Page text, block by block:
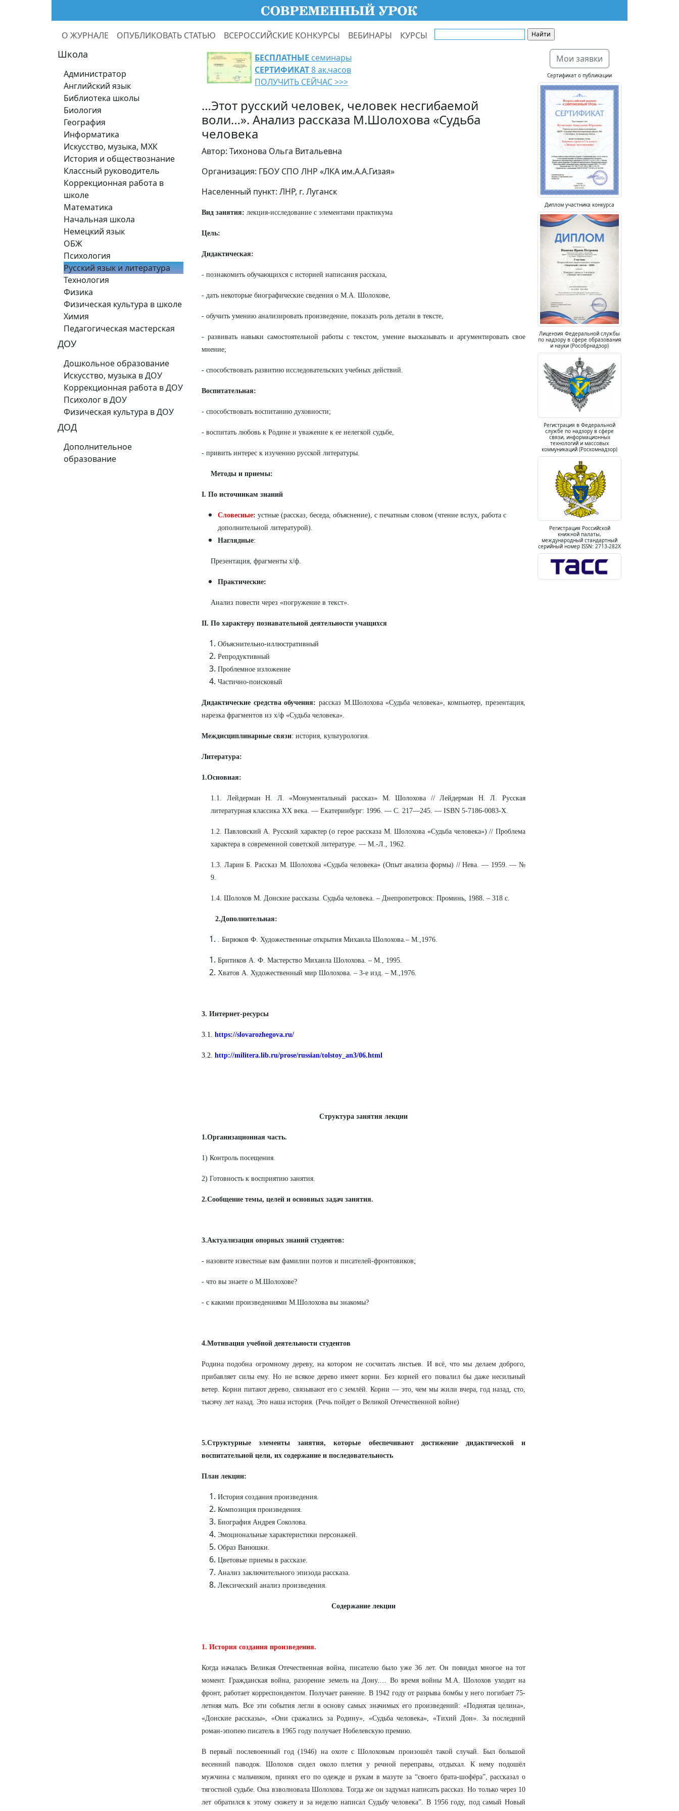
О ЖУРНАЛЕ ОПУБЛИКОВАТЬ СТАТЬЮ ВСЕРОССИЙСКИЕ КОНКУРСЫ ВЕБИНАРЫ КУРСЫ
Школа
Администратор
Английский язык
Библиотека школы
Биология
География
Информатика
Искусство, музыка, МХК
История и обществознание
Классный руководитель
Коррекционная работа в
школе
Математика
Начальная школа
Немецкий язык
ОБЖ
Психология
Русский язык и литература
Технология
Физика
Физическая культура в школе
Химия
Педагогическая мастерская
ДОУ
Дошкольное образование
Искусство, музыка в ДОУ
Коррекционная работа в ДОУ
Психолог в ДОУ
Физическая культура в ДОУ
ДОД
Дополнительное
образование
БЕСПЛАТНЫЕ семинары
СЕРТИФИКАТ8 ак.часов
ПОЛУЧИТЬ СЕЙЧАС >>>
…Этот русский человек, человек несгибаемой
воли…». Анализ рассказа М.Шолохова «Судьба
человека
Автор: Тихонова Ольга Витальевна
Организация: ГБОУ СПО ЛНР «ЛКА им.А.А.Гизая»
Населенный пункт: ЛНР, г. Луганск
Вид занятия: лекция-исследование с элементами практикума
Цель:
Дидактическая:
- познакомить обучающихся с историей написания рассказа,
- дать некоторые биографические сведения о М.А. Шолохове,
- обучить умению анализировать произведение, показать роль детали в тексте,
- развивать навыки самостоятельной работы с текстом, умение высказывать и аргументировать свое
мнение;
- способствовать развитию исследовательских учебных действий.
Воспитательная:
- способствовать воспитанию духовности;
- воспитать любовь к Родине и уважение к ее нелегкой судьбе,
- привить интерес к изучению русской литературы.
Методы и приемы:
I. По источникам знаний
Словесные: устные (рассказ, беседа, объяснение), с печатным словом (чтение вслух, работа с
дополнительной литературой).
Наглядные:
Презентация, фрагменты х/ф.
Практические:
Анализ повести через «погружение в текст».
II. По характеру познавательной деятельности учащихся
Объяснительно-иллюстративный
Репродуктивный
Проблемное изложение
Частично-поисковый
Дидактические средства обучения: рассказ М.Шолохова «Судьба человека», компьютер, презентация,
нарезка фрагментов из х/ф «Судьба человека».
Междисциплинарные связи: история, культурология.
Литература:
1.Основная:
1.1. Лейдерман Н. Л. «Монументальный рассказ» М. Шолохова // Лейдерман Н. Л. Русская
литературная классика XX века. — Екатеринбург: 1996. — С. 217—245. — ISBN 5-7186-0083-X.
1.2. Павловский А. Русский характер (о герое рассказа М. Шолохова «Судьба человека») // Проблема
характера в современной советской литературе. — М.-Л., 1962.
1.3. Ларин Б. Рассказ М. Шолохова «Судьба человека» (Опыт анализа формы) // Нева. — 1959. — №
9.
1.4. Шолохов М. Донские рассказы. Судьба человека. – Днепропетровск: Проминь, 1988. – 318 с.
2.Дополнительная:
. Бирюков Ф. Художественные открытия Михаила Шолохова.– М.,1976.
Бритиков А. Ф. Мастерство Михаила Шолохова. – М., 1995.
Хватов А. Художественный мир Шолохова. – 3-е изд. – М.,1976.
3. Интернет-ресурсы
3.1. https://slovarozhegova.ru/
3.2. http://militera.lib.ru/prose/russian/tolstoy_an3/06.html
Структура занятия лекции
1.Организационная часть.
1) Контроль посещения.
2) Готовность к восприятию занятия.
2.Сообщение темы, целей и основных задач занятия.
3.Актуализация опорных знаний студентов:
- назовите известные вам фамилии поэтов и писателей-фронтовиков;
- что вы знаете о М.Шолохове?
- с какими произведениями М.Шолохова вы знакомы?
4.Мотивация учебной деятельности студентов
Родина подобна огромному дереву, на котором не сосчитать листьев. И всё, что мы делаем доброго,
прибавляет силы ему. Но не всякое дерево имеет корни. Без корней его повалил бы даже несильный
ветер. Корни питают дерево, связывают его с землёй. Корни — это, чем мы жили вчера, год назад, сто,
тысячу лет назад. Это наша история. (Речь пойдет о Великой Отечественной войне)
5.Структурные элементы занятия, которые обеспечивают достижение дидактической и
воспитательной цели, их содержание и последовательность
План лекции:
История создания произведения.
Композиция произведения.
Биография Андрея Соколова.
Эмоциональные характеристики персонажей.
Образ Ванюшки.
Цветовые приемы в рассказе.
Анализ заключительного эпизода рассказа.
Лексический анализ произведения.
Содержание лекции
1. История создания произведения.
Когда началась Великая Отечественная война, писателю было уже 36 лет. Он повидал многое на тот
момент. Гражданская война, разорение земель на Дону.… Во время войны М.А. Шолохов уходит на
фронт, работает корреспондентом. Получает ранение. В 1942 году от разрыва бомбы у него погибает 75-
летняя мать. Все эти события легли в основу самых значимых его произведений: «Поднятая целина»,
«Донские рассказы», «Они сражались за Родину», «Судьба человека», «Тихий Дон». За последний
роман-эпопею писатель в 1965 году получает Нобелевскую премию.
В первый послевоенный год (1946) на охоте с Шолоховым произошёл такой случай. Был большой
весенний паводок. Шолохов сидел около плетня у речной переправы, отдыхал. К нему подошёл
мужчина с мальчиком, принял его по одежде и рукам в мазуте за “своего брата-шофёра”, рассказал о
тягостной судьбе. Она взволновала Шолохова. Тогда же он задумал написать рассказ. Но только через 10
лет обратился к этому сюжету и за неделю написал Судьбу человека”. В 1956 году, под самый Новый
Мои заявки
Сертификат о публикации
Диплом участника конкурса
Лицензия Федеральной службы
по надзору в сфере образования
и науки (Рособрнадзор)
Регистрация в Федеральной
службе по надзору в сфере
связи, информационных
технологий и массовых
коммуникаций (Роскомнадзор)
Регистрация Российской
книжной палаты,
международный стандартный
серийный номер ISSN: 2713-282X